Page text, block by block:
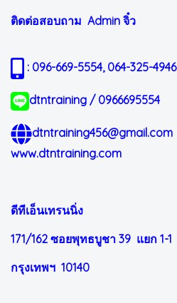
ติดต่อสอบถาม Admin จิ๋ว
: 096-669-5554, 064-325-4946
dtntraining / 0966695554
dtntraining456@gmail.com
www.dtntraining.com
ดีทีเอ็นเทรนนิ่ง
171/162 ซอยพุทธบูชา 39 แยก 1-1
กรุงเทพฯ 10140